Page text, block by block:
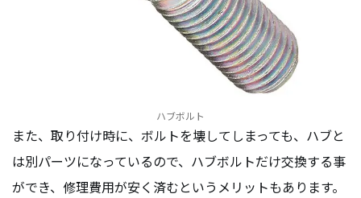
ハブボルト
また、取り付け時に、ボルトを壊してしまっても、ハブと
は別パーツになっているので、ハブボルトだけ交換する事
ができ、修理費用が安く済むというメリットもあります。